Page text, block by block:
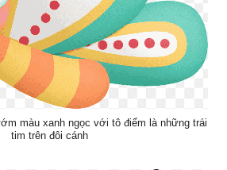
màu xanh ngọc với tô điểm là những trái
tim trên đôi cánh